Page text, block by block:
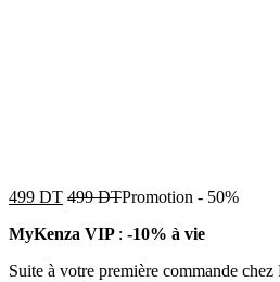
499 DT 499DTPromotion - 50%
MyKenza VIP : -10% à vie
Suite à votre première commande